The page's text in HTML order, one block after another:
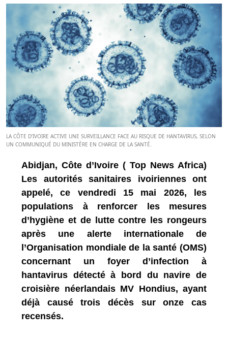
LA CÔTE D’IVOIRE ACTIVE UNE SURVEILLANCE FACE AU RISQUE DE HANTAVIRUS, SELON
UN COMMUNIQUÉ DU MINISTÈRE EN CHARGE DE LA SANTÉ.
Abidjan, Côte d’Ivoire ( Top News Africa)
Les autorités sanitaires ivoiriennes ont
appelé, ce vendredi 15 mai 2026, les
populations à renforcer les mesures
d’hygiène et de lutte contre les rongeurs
après une alerte internationale de
l’Organisation mondiale de la santé (OMS)
concernant un foyer d’infection à
hantavirus détecté à bord du navire de
croisière néerlandais MV Hondius, ayant
déjà causé trois décès sur onze cas
recensés.